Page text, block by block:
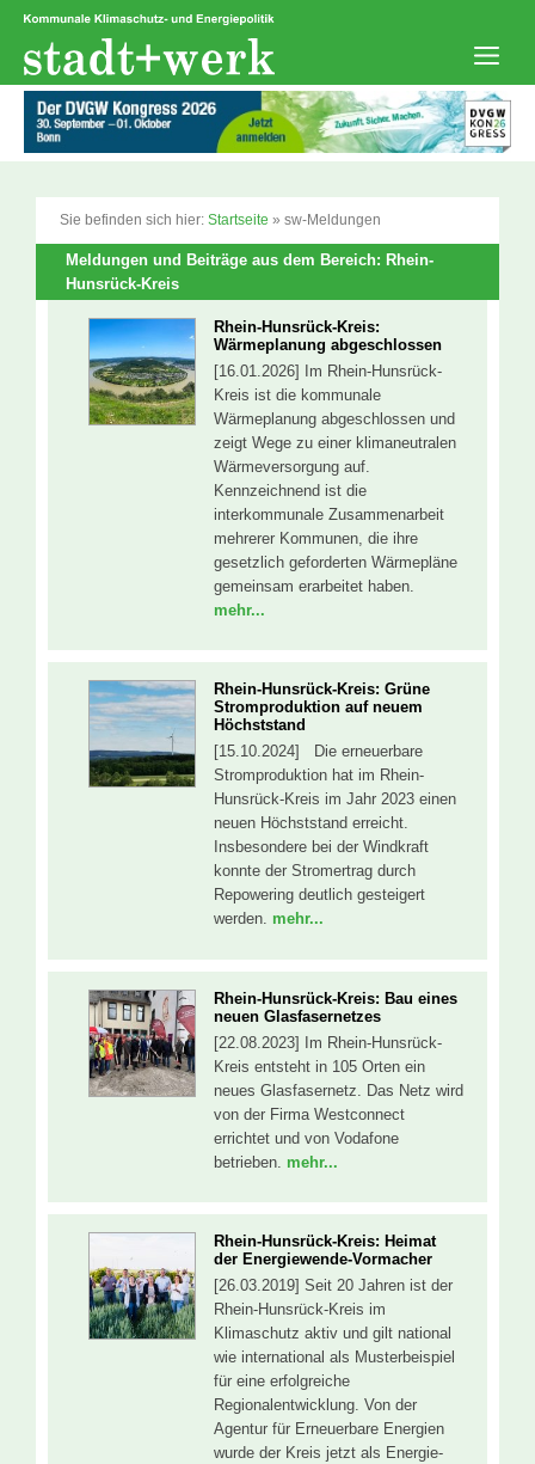
Zum
springen
Sie befinden sich hier: Startseite » sw-Meldungen
Meldungen und Beiträge aus dem Bereich: Rhein-
Hunsrück-Kreis
Rhein-Hunsrück-Kreis:
Wärmeplanung abgeschlossen
[16.01.2026] Im Rhein-Hunsrück-
Kreis ist die kommunale
Wärmeplanung abgeschlossen und
zeigt Wege zu einer klimaneutralen
Wärmeversorgung auf.
Kennzeichnend ist die
interkommunale Zusammenarbeit
mehrerer Kommunen, die ihre
gesetzlich geforderten Wärmepläne
gemeinsam erarbeitet haben.
mehr...
Rhein-Hunsrück-Kreis: Grüne
Stromproduktion auf neuem
Höchststand
[15.10.2024] Die erneuerbare
Stromproduktion hat im Rhein-
Hunsrück-Kreis im Jahr 2023 einen
neuen Höchststand erreicht.
Insbesondere bei der Windkraft
konnte der Stromertrag durch
Repowering deutlich gesteigert
werden. mehr...
Rhein-Hunsrück-Kreis: Bau eines
neuen Glasfasernetzes
[22.08.2023] Im Rhein-Hunsrück-
Kreis entsteht in 105 Orten ein
neues Glasfasernetz. Das Netz wird
von der Firma Westconnect
errichtet und von Vodafone
betrieben. mehr...
Rhein-Hunsrück-Kreis: Heimat
der Energiewende-Vormacher
[26.03.2019] Seit 20 Jahren ist der
Rhein-Hunsrück-Kreis im
Klimaschutz aktiv und gilt national
wie international als Musterbeispiel
für eine erfolgreiche
Regionalentwicklung. Von der
Agentur für Erneuerbare Energien
wurde der Kreis jetzt als Energie-